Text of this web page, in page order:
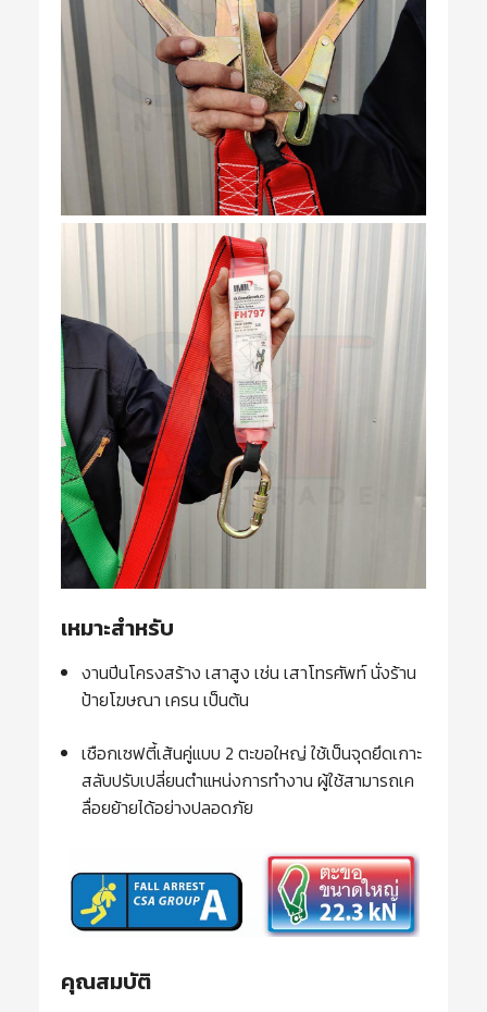
เหมาะสำหรับ
งานปีนโครงสร้าง เสาสูง เช่น เสาโทรศัพท์ นั่งร้าน
ป้ายโฆษณา เครน เป็นต้น
เชือกเซฟตี้เส้นคู่แบบ 2 ตะขอใหญ่ ใช้เป็นจุดยึดเกาะ
สลับปรับเปลี่ยนตำแหน่งการทำงาน ผู้ใช้สามารถเค
ลื่อยย้ายได้อย่างปลอดภัย
คุณสมบัติ